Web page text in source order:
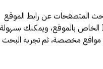
المتصفحات عن رابط الموقع
التقليدي، أن تبحث عن عنوان IP الخاص بالموقع، ويمكنك بسهولة
مواقع مخصصة، ثم تجربة البحث